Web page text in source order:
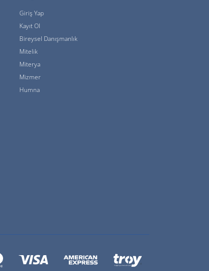
Giriş Yap
Kayıt Ol
Bireysel Danışmanlık
Mitelik
Miterya
Mizmer
Humna